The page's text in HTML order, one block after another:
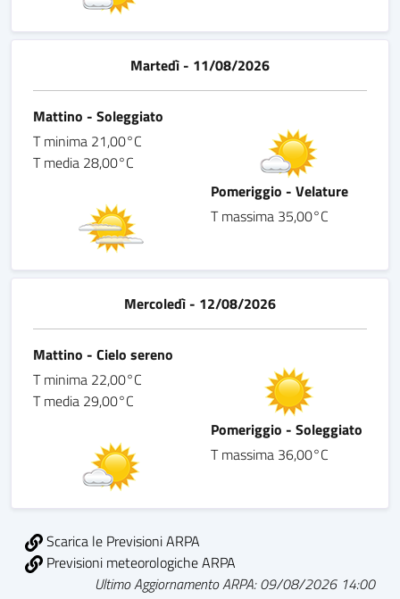
Martedì - 11/08/2026
Mattino - Soleggiato
T minima 21,00°C
T media 28,00°C
Pomeriggio - Velature
T massima 35,00°C
Mercoledì - 12/08/2026
Mattino - Cielo sereno
T minima 22,00°C
T media 29,00°C
Pomeriggio - Soleggiato
T massima 36,00°C
Scarica le Previsioni ARPA
Previsioni meteorologiche ARPA
Ultimo Aggiornamento ARPA: 09/08/2026 14:00